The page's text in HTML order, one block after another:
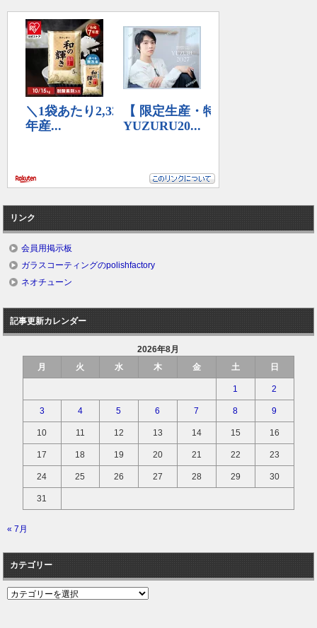
リンク
会員用掲示板
ガラスコーティングのpolishfactory
ネオチューン
記事更新カレンダー
2026年8月
月
火 水 木 金 土 日
1 2
3 4 5 6 7 8 9
10 11 12 13 14 15 16
17 18 19 20 21 22 23
24 25 26 27 28 29 30
31
« 7月
カテゴリー
カ